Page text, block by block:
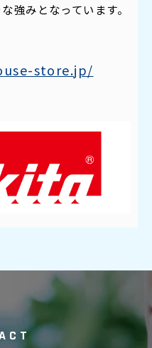
強みとなっています。
store.jp/